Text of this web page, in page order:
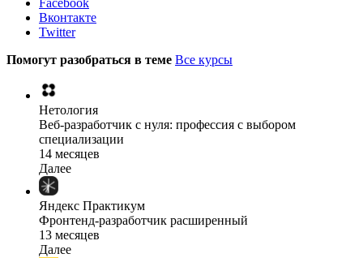
Facebook
Вконтакте
Twitter
Помогут разобраться в теме Все курсы
Нетология
Веб-разработчик с нуля: профессия с выбором
специализации
14 месяцев
Далее
Яндекс Практикум
Фронтенд-разработчик расширенный
13 месяцев
Далее